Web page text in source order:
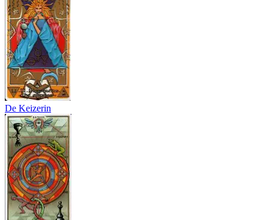
De Keizerin